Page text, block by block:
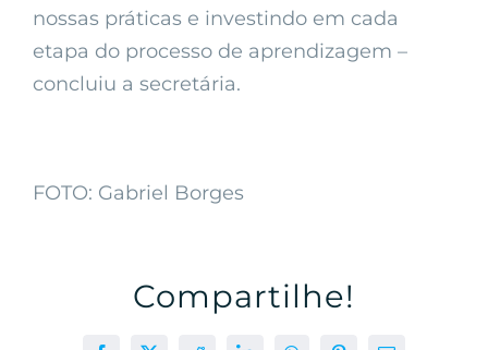
nossas práticas e investindo em cada
etapa do processo de aprendizagem –
concluiu a secretária.
FOTO: Gabriel Borges
Compartilhe!